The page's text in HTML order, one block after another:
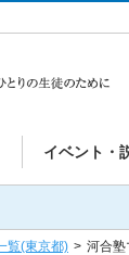
イベント・
覧(東京都) > 河合塾